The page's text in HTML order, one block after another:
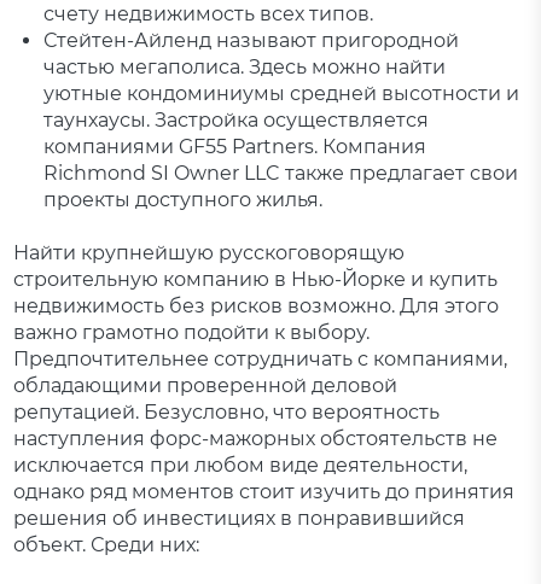
счету недвижимость всех типов.
Стейтен-Айленд называют пригородной
частью мегаполиса. Здесь можно найти
уютные кондоминиумы средней высотности и
таунхаусы. Застройка осуществляется
компаниями GF55 Partners. Компания
Richmond SI Owner LLC также предлагает свои
проекты доступного жилья.
Найти крупнейшую русскоговорящую
строительную компанию в Нью-Йорке и купить
недвижимость без рисков возможно. Для этого
важно грамотно подойти к выбору.
Предпочтительнее сотрудничать с компаниями,
обладающими проверенной деловой
репутацией. Безусловно, что вероятность
наступления форс-мажорных обстоятельств не
исключается при любом виде деятельности,
однако ряд моментов стоит изучить до принятия
решения об инвестициях в понравившийся
объект. Среди них: